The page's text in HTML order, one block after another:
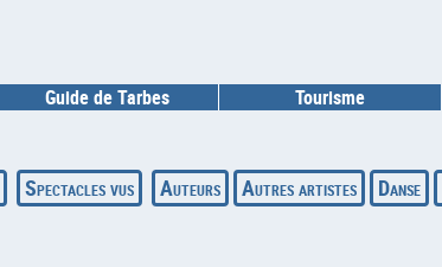
Guide de Tarbes Tourisme
Spectacles vus Auteurs Autres artistes Danse